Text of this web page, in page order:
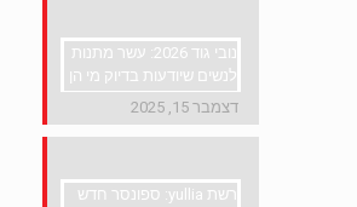
נובי גוד 2026: עשר מתנות
לנשים שיודעות בדיוק מי הן
דצמבר 15, 2025
רשת yullia: ספונסר חדש